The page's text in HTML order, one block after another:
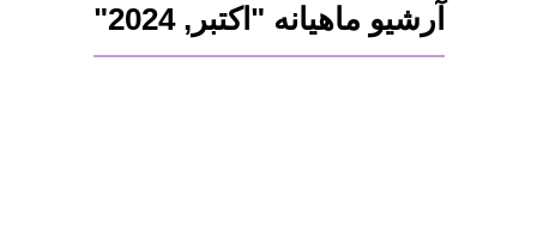
آرشیو ماهیانه "اکتبر, 2024"